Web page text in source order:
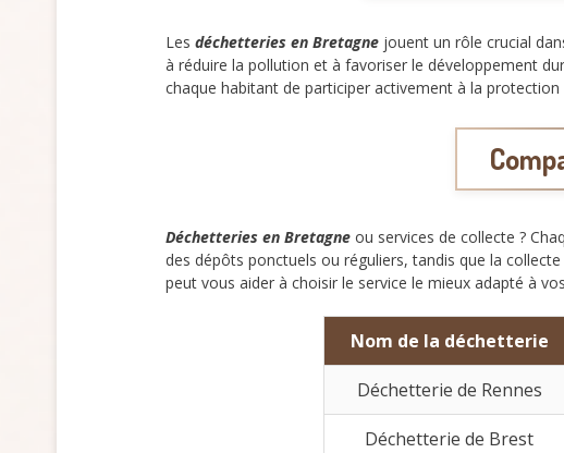
Les déchetteries en Bretagne jouent un rôle crucial
à réduire la pollution et à favoriser le développement
chaque habitant de participer activement à la protection
Déchetteries en Bretagne ou services de collecte ?
des dépôts ponctuels ou réguliers, tandis que la
peut vous aider à choisir le service le mieux adapté à
Nom de la déchetterie
Déchetterie de Rennes
Déchetterie de Brest